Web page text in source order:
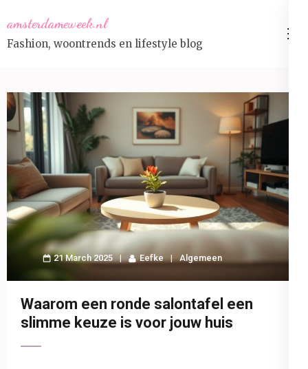
to
content
Enter)
amsterdameweek.nl
Fashion, woontrends en lifestyle blog
21 March 2025 Eefke Algemeen
Waarom een ronde salontafel een
slimme keuze is voor jouw huis